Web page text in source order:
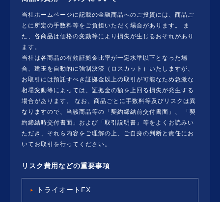
当社ホームページに記載の金融商品へのご投資には、商品ご
とに所定の手数料等をご負担いただく場合があります。 ま
た、各商品は価格の変動等により損失が生じるおそれがあり
ます。
当社は各商品の有効証拠金比率が一定水準以下となった場
合、建玉を自動的に強制決済（ロスカット）いたしますが、
お取引には預託すべき証拠金以上の取引が可能なため急激な
相場変動等によっては、証拠金の額を上回る損失が発生する
場合があります。 なお、商品ごとに手数料等及びリスクは異
なりますので、当該商品等の「契約締結前交付書面」、 「契
約締結時交付書面」および「取引説明書」等をよくお読みい
ただき、それら内容をご理解の上、ご自身の判断と責任にお
いてお取引を行ってください。
リスク費用などの重要事項
トライオートFX